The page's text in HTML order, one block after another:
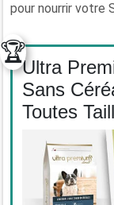
pour nourrir votre
🏆
Ultra
Sans
Toutes